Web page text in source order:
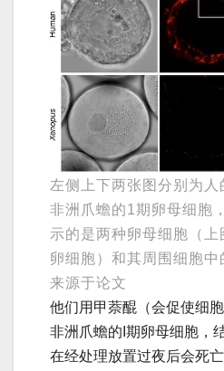
左侧上下两张图分别为
非洲爪蟾的1期卵母细胞
示的是两种卵母细胞（
卵细胞）和其周围细胞
来源于论文
他们用甲萘醌（会促使细
非洲爪蟾的I期卵母细胞，
在经处理放置过夜后会死